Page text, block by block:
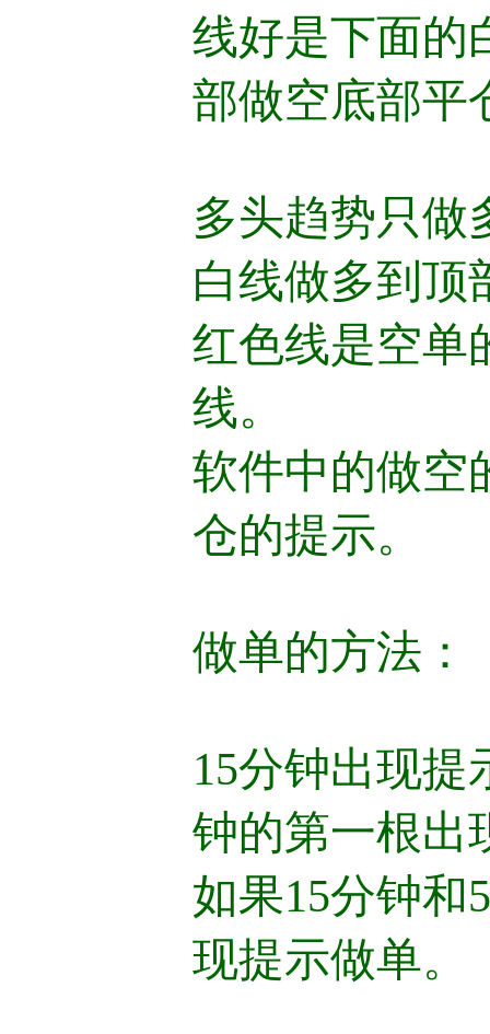
线好是下面的
部做空底部平
多头趋势只做
白线做多到顶
红色线是空单
线。
软件中的做空
仓的提示。
做单的方法：
15分钟出现提
钟的第一根出
如果15分钟和
现提示做单。